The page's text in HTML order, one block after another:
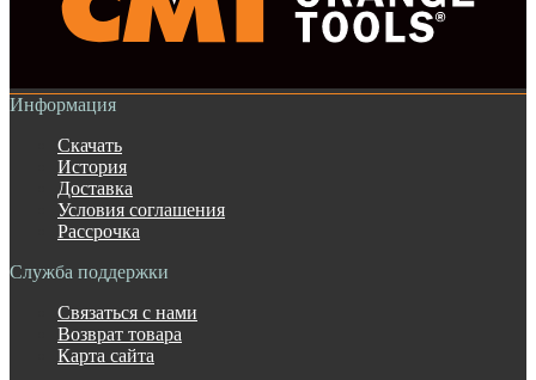
Информация
Скачать
История
Доставка
Условия соглашения
Рассрочка
Служба поддержки
Связаться с нами
Возврат товара
Карта сайта